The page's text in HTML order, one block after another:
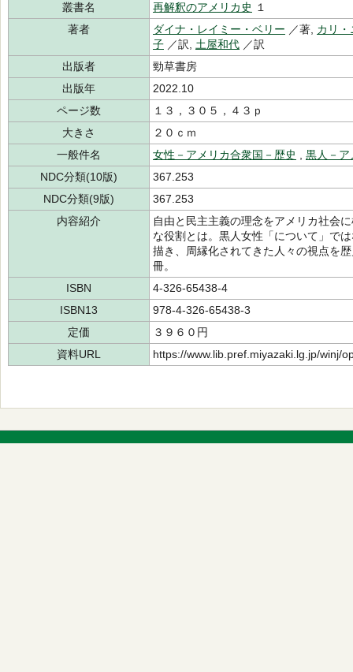
叢書名
再解釈のアメリカ史 １
著者
ダイナ・レイミー・ベリー ／著, カリ・
子 ／訳, 土屋和代 ／訳
出版者
勁草書房
出版年
2022.10
ページ数
１３，３０５，４３ｐ
大きさ
２０ｃｍ
一般件名
女性－アメリカ合衆国－歴史
黒人－ア
NDC分類(10版)
367.253
NDC分類(9版)
367.253
内容紹介
自由と民主主義の理念をアメリカ社会
な役割とは。黒人女性「について」で
描き、周縁化されてきた人々の視点を
冊。
ISBN
4-326-65438-4
ISBN13
978-4-326-65438-3
定価
３９６０円
資料URL
https://www.lib.pref.miyazaki.lg.jp/winj/